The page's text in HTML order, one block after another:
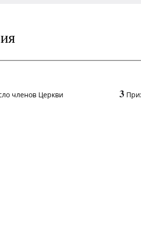
членов Церкви 3